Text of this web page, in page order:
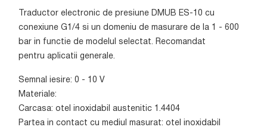
Traductor electronic de presiune DMUB ES-10 cu
conexiune G1/4 si un domeniu de masurare de la 1 - 600
bar in functie de modelul selectat. Recomandat
pentru aplicatii generale.
Semnal iesire: 0 - 10 V
Materiale:
Carcasa: otel inoxidabil austenitic 1.4404
Partea in contact cu mediul masurat: otel inoxidabil